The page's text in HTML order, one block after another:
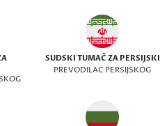
SUDSKI TUMAČ ZA PERSIJSKI
PREVODILAC PERSIJSKOG